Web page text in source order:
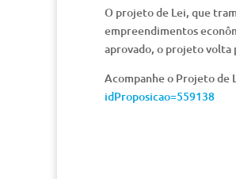
O projeto de Lei, que
empreendimentos
aprovado, o projeto volta
Acompanhe o Projeto de
idProposicao=559138